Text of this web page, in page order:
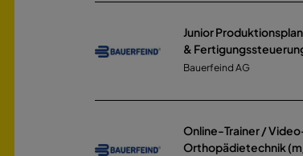
Junior
&
Bauerfeind AG
Online-Trainer /
Orthopädietechnik